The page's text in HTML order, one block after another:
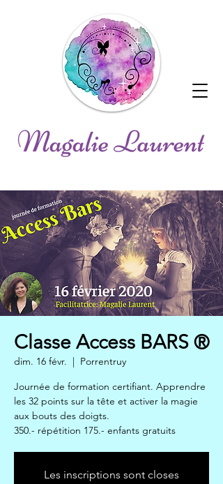
Classe Access BARS ®
dim. 16 févr.
  |
Porrentruy
Journée de formation certifiant. Apprendre
les 32 points sur la tête et activer la magie
aux bouts des doigts.
350.- répétition 175.- enfants gratuits
Les inscriptions sont closes